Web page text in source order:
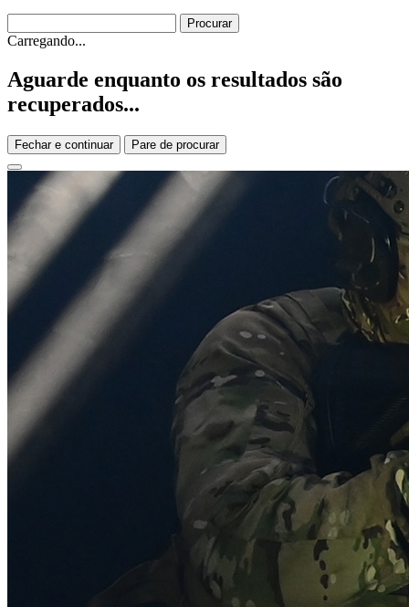
Carregando...
Aguarde enquanto os resultados são
recuperados...
Fechar e continuar Pare de procurar